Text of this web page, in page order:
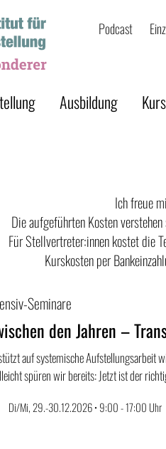
Ausbildung
Podcast
Ich freue
Die aufgeführten Kosten
Für Stellvertreter:innen kostet die
Kurskosten per
Seminare
den Jahren –
auf systemische Aufstellungsarbeit
spüren wir bereits: Jetzt ist der
Di/Mi, 29.-30.12.2026 • 9:00 - 17:00 Uhr